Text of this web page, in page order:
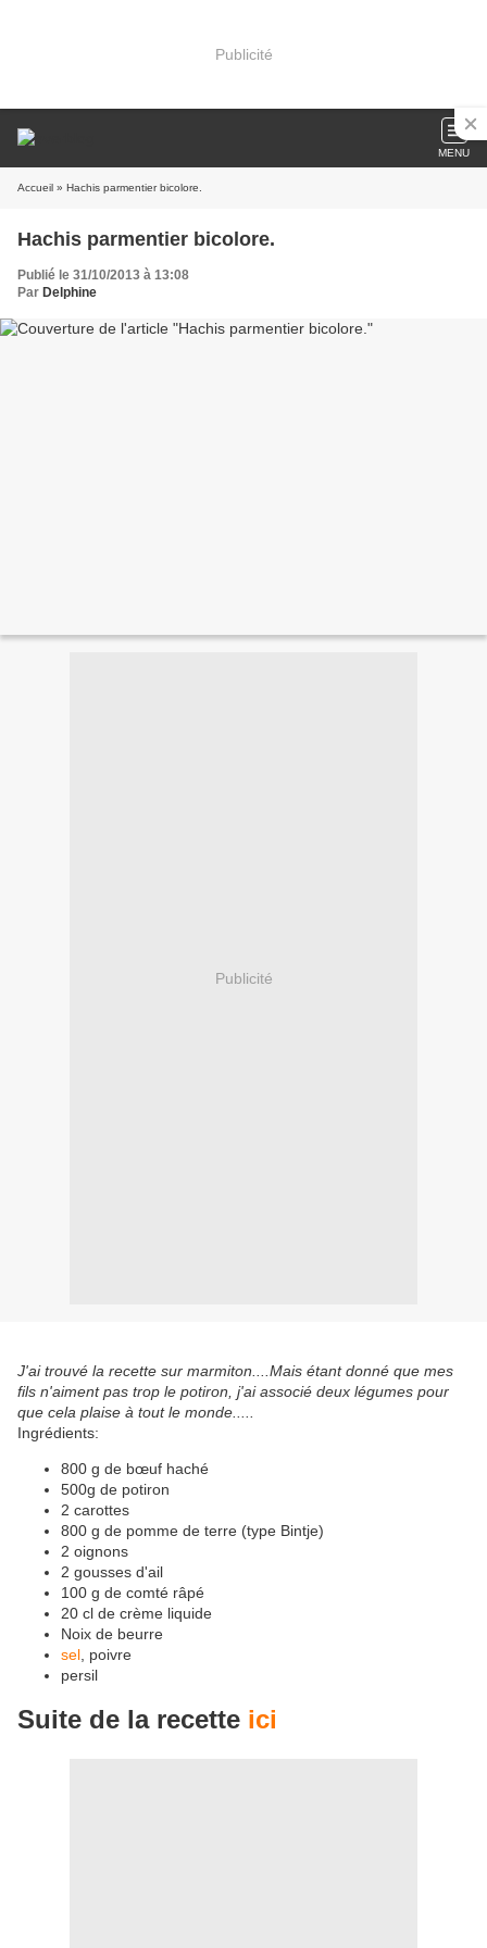
Publicité
MENU
Accueil » Hachis parmentier bicolore.
Hachis parmentier bicolore.
Publié le 31/10/2013 à 13:08
Par Delphine
Publicité
J'ai trouvé la recette sur marmiton....Mais étant donné que mes
fils n'aiment pas trop le potiron, j'ai associé deux légumes pour
que cela plaise à tout le monde.....
Ingrédients:
800 g de bœuf haché
500g de potiron
2 carottes
800 g de pomme de terre (type Bintje)
2 oignons
2 gousses d'ail
100 g de comté râpé
20 cl de crème liquide
Noix de beurre
sel , poivre
persil
Suite de la recette ici